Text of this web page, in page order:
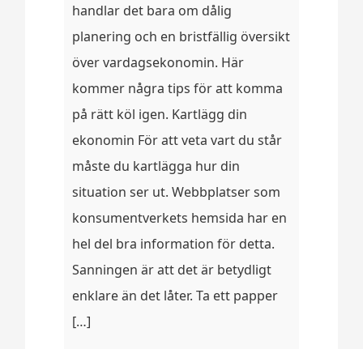
handlar det bara om dålig
planering och en bristfällig översikt
över vardagsekonomin. Här
kommer några tips för att komma
på rätt köl igen. Kartlägg din
ekonomin För att veta vart du står
måste du kartlägga hur din
situation ser ut. Webbplatser som
konsumentverkets hemsida har en
hel del bra information för detta.
Sanningen är att det är betydligt
enklare än det låter. Ta ett papper
[…]